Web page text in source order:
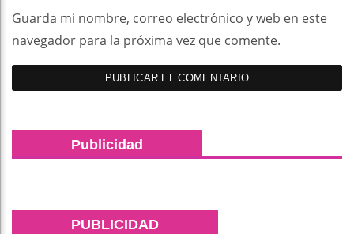
Guarda mi nombre, correo electrónico y web en este
navegador para la próxima vez que comente.
Publicidad
PUBLICIDAD